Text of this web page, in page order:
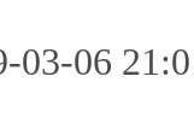
03-06